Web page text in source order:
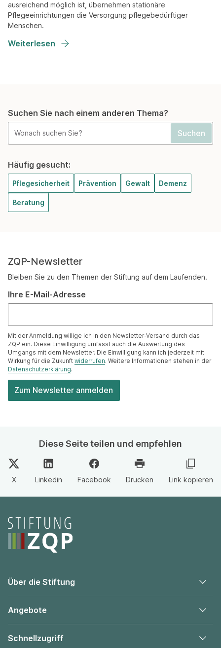
ausreichend möglich ist, übernehmen stationäre
Pflegeeinrichtungen die Versorgung pflegebedürftiger
Menschen.
Weiterlesen
Suchen Sie nach einem anderen Thema?
Häufig gesucht:
Pflegesicherheit Prävention Gewalt Demenz
Beratung
ZQP-Newsletter
Bleiben Sie zu den Themen der Stiftung auf dem Laufenden.
Ihre E-Mail-Adresse
Mit der Anmeldung willige ich in den Newsletter-Versand durch das
ZQP ein. Diese Einwilligung umfasst auch die Auswertung des
Umgangs mit dem Newsletter. Die Einwilligung kann ich jederzeit mit
Wirkung für die Zukunft widerrufen. Weitere Informationen stehen in der
Datenschutzerklärung.
Diese Seite teilen und empfehlen
X Linkedin Facebook Drucken Link kopieren
Seitenfooter
Über die Stiftung
Angebote
Schnellzugriff